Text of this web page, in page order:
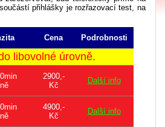
přihlášky je rozřazovací test, na
Cena Podrobnosti
libovolné úrovně.
2900,-
Kč
Další info
4900,-
Kč
Další info